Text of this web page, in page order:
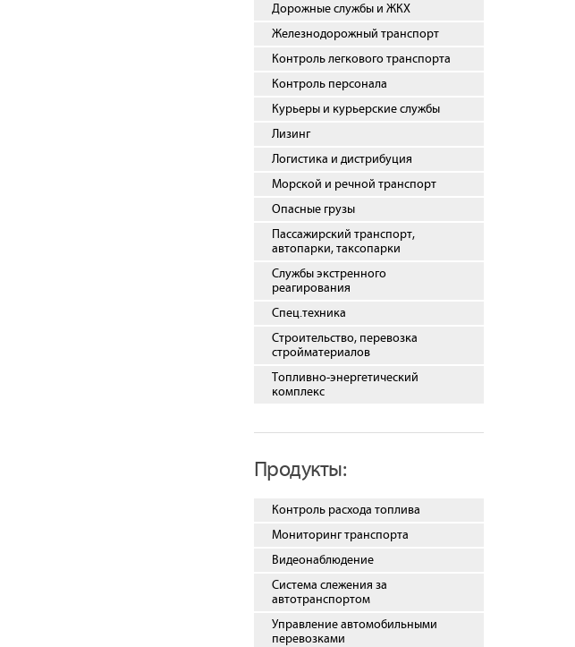
Дорожные службы и ЖКХ
Железнодорожный транспорт
Контроль легкового транспорта
Контроль персонала
Курьеры и курьерские службы
Лизинг
Логистика и дистрибуция
Морской и речной транспорт
Опасные грузы
Пассажирский транспорт,
автопарки, таксопарки
Службы экстренного
реагирования
Спец.техника
Строительство, перевозка
стройматериалов
Топливно-энергетический
комплекс
Продукты:
Контроль расхода топлива
Мониторинг транспорта
Видеонаблюдение
Система слежения за
автотранспортом
Управление автомобильными
перевозками